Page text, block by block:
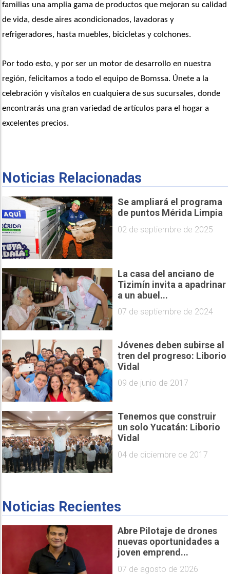
familias una amplia gama de productos que mejoran su calidad
de vida, desde aires acondicionados, lavadoras y
refrigeradores, hasta muebles, bicicletas y colchones.
Por todo esto, y por ser un motor de desarrollo en nuestra
región, felicitamos a todo el equipo de Bomssa. Únete a la
celebración y visítalos en cualquiera de sus sucursales, donde
encontrarás una gran variedad de artículos para el hogar a
excelentes precios.
Noticias Relacionadas
Se ampliará el programa
de puntos Mérida Limpia
02 de septiembre de 2025
La casa del anciano de
Tizimín invita a apadrinar
a un abuel...
07 de septiembre de 2024
Jóvenes deben subirse al
tren del progreso: Liborio
Vidal
09 de junio de 2017
Tenemos que construir
un solo Yucatán: Liborio
Vidal
04 de diciembre de 2017
Noticias Recientes
Abre Pilotaje de drones
nuevas oportunidades a
joven emprend...
07 de agosto de 2026